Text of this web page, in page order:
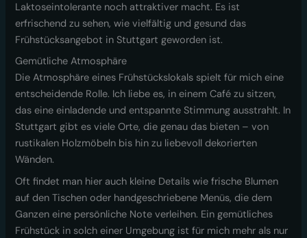
Laktoseintolerante noch attraktiver macht. Es ist
erfrischend zu sehen, wie vielfältig und gesund das
Frühstücksangebot in Stuttgart geworden ist.
Gemütliche Atmosphäre
Die Atmosphäre eines Frühstückslokals spielt für mich eine
entscheidende Rolle. Ich liebe es, in einem Café zu sitzen,
das eine einladende und entspannte Stimmung ausstrahlt. In
Stuttgart gibt es viele Orte, die genau das bieten – von
rustikalen Holzmöbeln bis hin zu liebevoll dekorierten
Wänden.
Oft findet man hier auch kleine Details wie frische Blumen
auf den Tischen oder handgeschriebene Menüs, die dem
Ganzen eine persönliche Note verleihen. Ein gemütliches
Frühstück in solch einer Umgebung ist für mich mehr als nur